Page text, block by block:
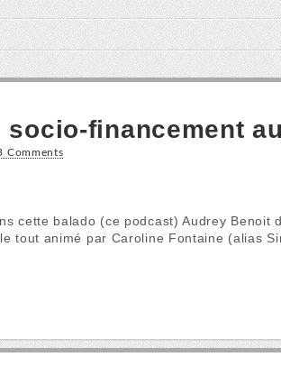
financement
Comments
cette balado (ce podcast) Audrey
tout animé par Caroline Fontaine (alias